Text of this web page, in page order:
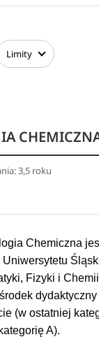
Limity
3,5 roku
Chemiczna
Uniwersytetu
Fizyki i
(w ostatniej
A).